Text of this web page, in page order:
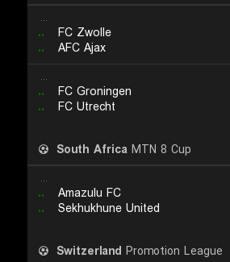
...
.. FC Zwolle
.. AFC Ajax
...
.. FC Groningen
.. FC Utrecht
South Africa MTN 8 Cup
...
.. Amazulu FC
.. Sekhukhune United
Switzerland Promotion League